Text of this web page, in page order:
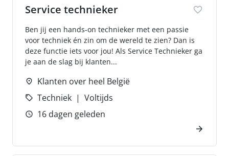
Service technieker
Ben jij een hands-on technieker met een passie
voor techniek én zin om de wereld te zien? Dan is
deze functie iets voor jou! Als Service Technieker ga
je aan de slag bij klanten...
Klanten over heel België
Techniek
Voltijds
16 dagen geleden